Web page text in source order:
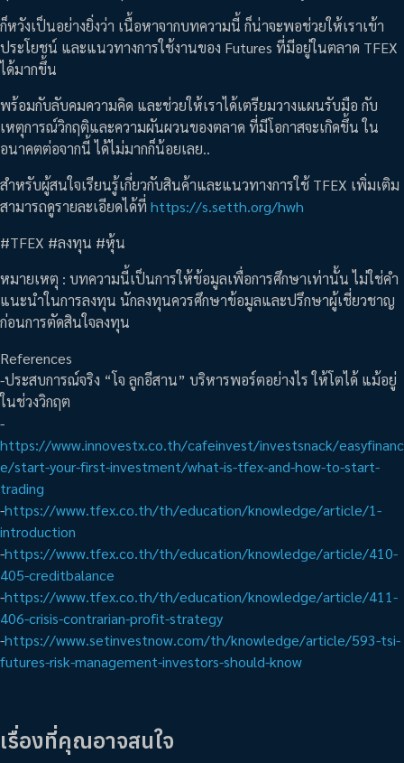
ก็หวังเป็นอย่างยิ่งว่า เนื้อหาจากบทความนี้ ก็น่าจะพอช่วยให้เราเข้า
ประโยชน์ และแนวทางการใช้งานของ Futures ที่มีอยู่ในตลาด TFEX
ได้มากขึ้น
พร้อมกับลับคมความคิด และช่วยให้เราได้เตรียมวางแผนรับมือ กับ
เหตุการณ์วิกฤติและความผันผวนของตลาด ที่มีโอกาสจะเกิดขึ้น ใน
อนาคตต่อจากนี้ ได้ไม่มากก็น้อยเลย..
สำหรับผู้สนใจเรียนรู้เกี่ยวกับสินค้าและแนวทางการใช้ TFEX เพิ่มเติม
สามารถดูรายละเอียดได้ที่ https://s.setth.org/hwh
#TFEX #ลงทุน #หุ้น
หมายเหตุ : บทความนี้เป็นการให้ข้อมูลเพื่อการศึกษาเท่านั้น ไม่ใช่คำ
แนะนำในการลงทุน นักลงทุนควรศึกษาข้อมูลและปรึกษาผู้เชี่ยวชาญ
ก่อนการตัดสินใจลงทุน
References
-ประสบการณ์จริง “โจ ลูกอีสาน” บริหารพอร์ตอย่างไร ให้โตได้ แม้อยู่
ในช่วงวิกฤต
-
https://www.innovestx.co.th/cafeinvest/investsnack/easyfinanc
e/start-your-first-investment/what-is-tfex-and-how-to-start-
trading
-https://www.tfex.co.th/th/education/knowledge/article/1-
introduction
-https://www.tfex.co.th/th/education/knowledge/article/410-
405-creditbalance
-https://www.tfex.co.th/th/education/knowledge/article/411-
406-crisis-contrarian-profit-strategy
-https://www.setinvestnow.com/th/knowledge/article/593-tsi-
futures-risk-management-investors-should-know
เรื่องที่คุณอาจสนใจ